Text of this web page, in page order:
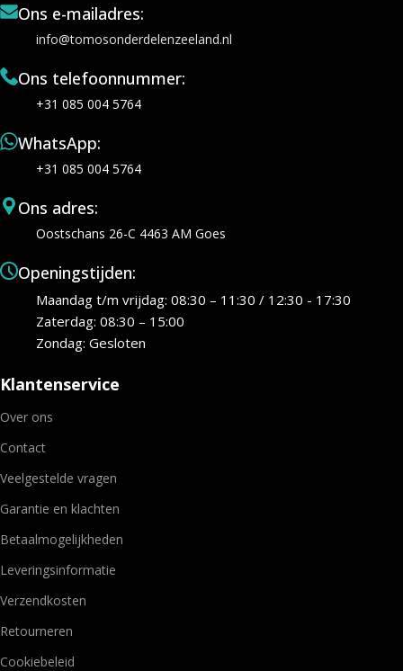
Ons e-mailadres:
info@tomosonderdelenzeeland.nl
Ons telefoonnummer:
+31 085 004 5764
WhatsApp:
+31 085 004 5764
Ons adres:
Oostschans 26-C 4463 AM Goes
Openingstijden:
Maandag t/m vrijdag: 08:30 – 11:30 / 12:30 - 17:30
Zaterdag: 08:30 – 15:00
Zondag: Gesloten
Klantenservice
Over ons
Contact
Veelgestelde vragen
Garantie en klachten
Betaalmogelijkheden
Leveringsinformatie
Verzendkosten
Retourneren
Cookiebeleid